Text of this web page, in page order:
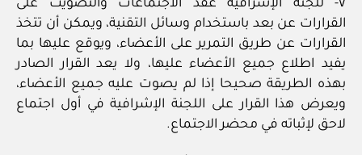
٧- للجنة الإشرافية عقد الاجتماعات والتصويت على
القرارات عن بعد باستخدام وسائل التقنية، ويمكن أن تتخذ
القرارات عن طريق التمرير على الأعضاء، ويوقع عليها بما
يفيد اطلاع جميع الأعضاء عليها، ولا يعد القرار الصادر
بهذه الطريقة صحيحا إذا لم يصوت عليه جميع الأعضاء،
ويعرض هذا القرار على اللجنة الإشرافية في أول اجتماع
لاحق لإثباته في محضر الاجتماع.